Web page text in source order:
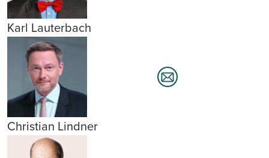
Karl Lauterbach
Christian Lindner